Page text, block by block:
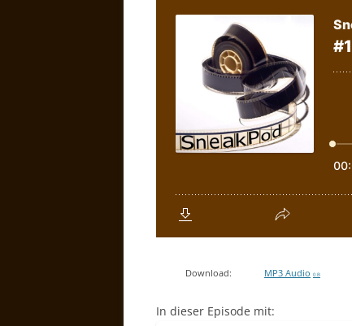
Download: MP3 Audio 0 B
In dieser Episode mit: